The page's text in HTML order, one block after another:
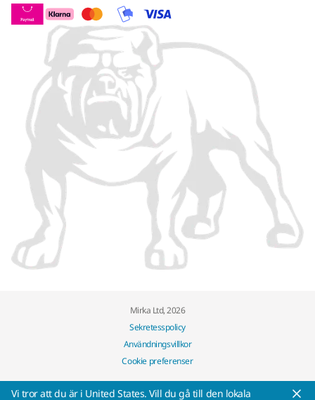
Mirka Ltd, 2026
Sekretesspolicy
Användningsvillkor
Cookie preferenser
Vi tror att du är i United States. Vill du gå till den lokala